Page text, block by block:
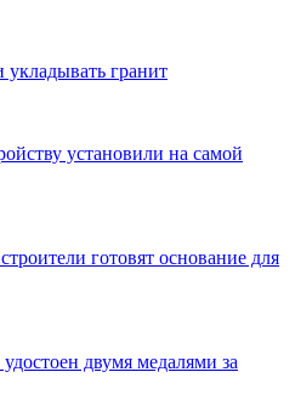
гранит
установили на самой
готовят основание для
двумя медалями за